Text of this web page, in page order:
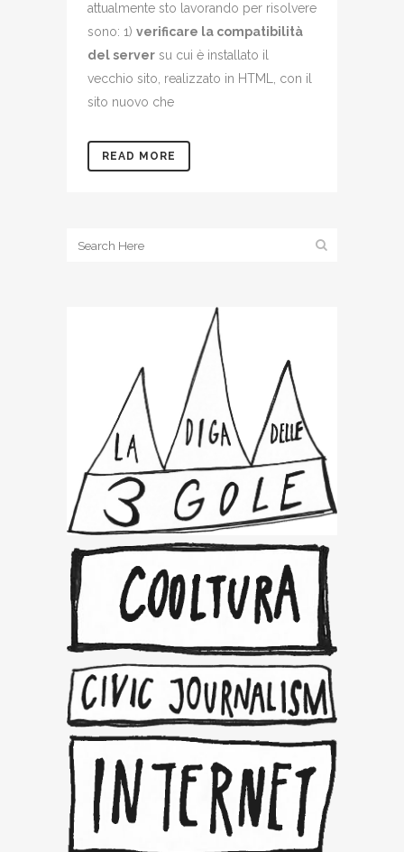
attualmente sto lavorando per risolvere
sono: 1) verificare la compatibilità
del server su cui è installato il
vecchio sito, realizzato in HTML, con il
sito nuovo che
READ MORE